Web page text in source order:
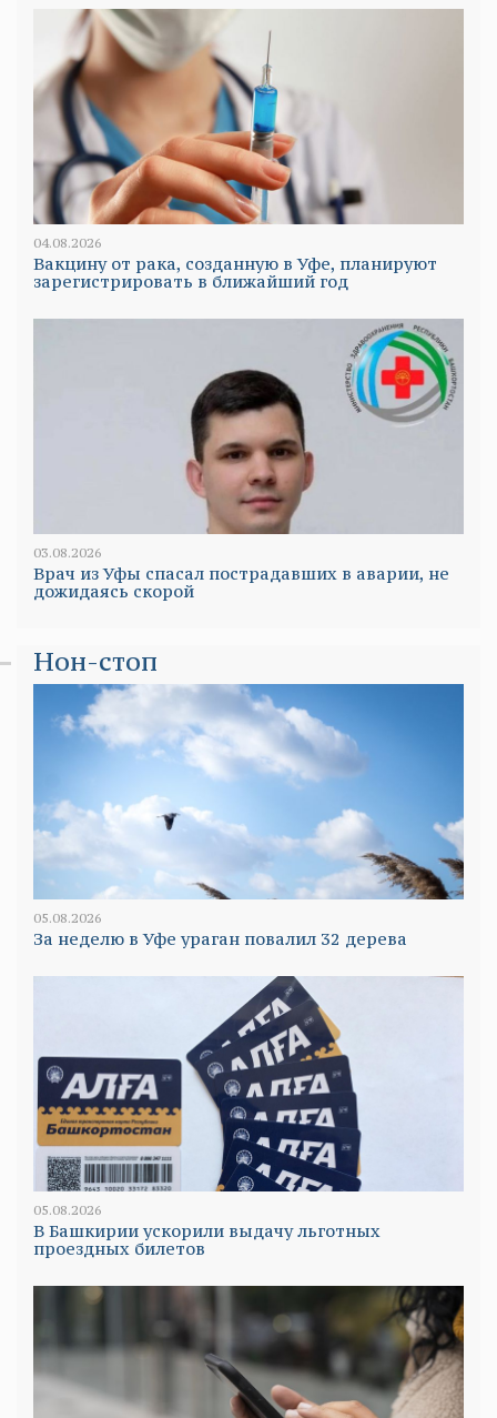
04.08.2026
Вакцину от рака, созданную в Уфе, планируют
зарегистрировать в ближайший год
03.08.2026
Врач из Уфы спасал пострадавших в аварии, не
дожидаясь скорой
Нон-стоп
05.08.2026
За неделю в Уфе ураган повалил 32 дерева
05.08.2026
В Башкирии ускорили выдачу льготных
проездных билетов